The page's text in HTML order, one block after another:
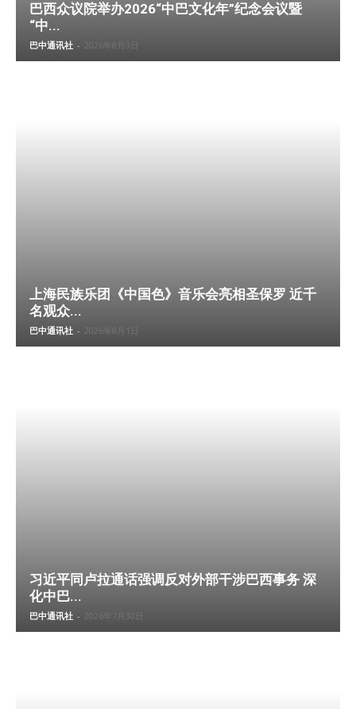
巴西众议院举办2026“中巴文化年”纪念会议暨
“中...
巴中通讯社 - 2026年8月3日
上海民族乐团《中国色》音乐会亮相圣保罗 近千
名观众...
巴中通讯社 - 2026年8月1日
习近平同卢拉通话强调反对外部干涉巴西事务 深
化中巴...
巴中通讯社 - 2026年7月30日